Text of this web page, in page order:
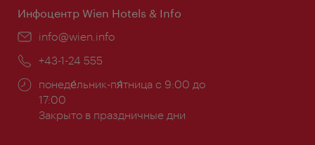
Инфоцентр Wien Hotels & Info
Эл.
info@wien.info
Телефон:
+43-1-24 555
Часы
работы:
понеде́льник-пя́тница с 9:00 до
17:00
Закрыто в праздничные дни